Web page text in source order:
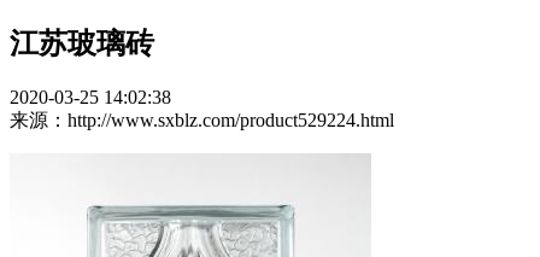
江苏玻璃砖
2020-03-25 14:02:38
来源：http://www.sxblz.com/product529224.html